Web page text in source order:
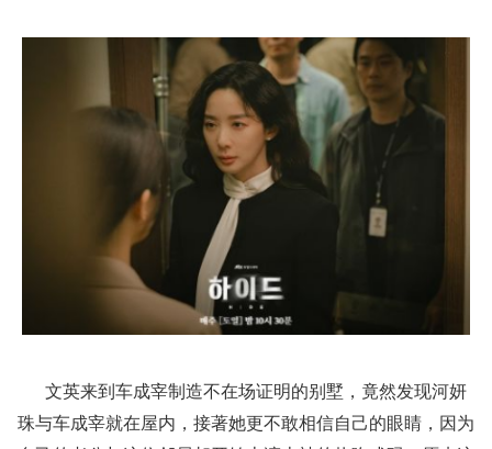
文英来到车成宰制造不在场证明的别墅，竟然发现河妍
珠与车成宰就在屋内，接著她更不敢相信自己的眼睛，因为